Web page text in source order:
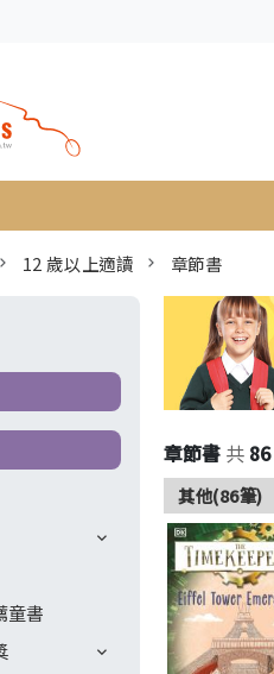
12 歲以上適讀 章節書
童書
章節書 共 86
其他(86筆)